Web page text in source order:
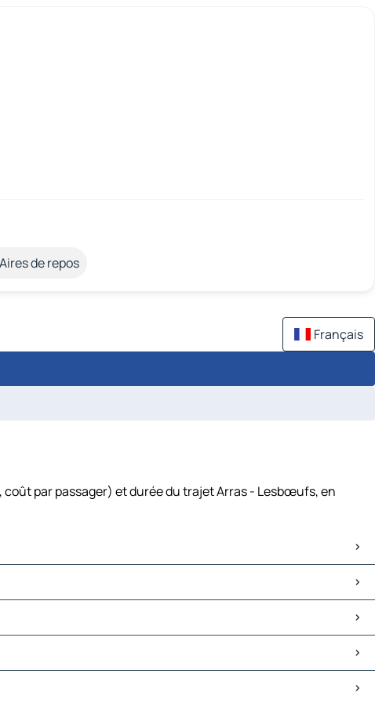
Aires de repos
Français
par passager) et durée du trajet Arras - Lesbœufs, en